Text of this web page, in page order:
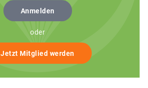
Anmelden
oder
Jetzt Mitglied werden